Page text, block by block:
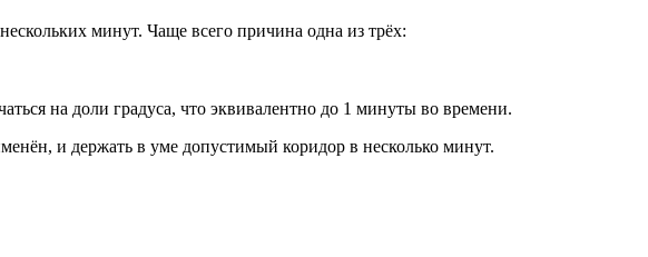
минут. Чаще всего причина одна из трёх:
на доли градуса, что эквивалентно до 1 минуты во времени.
и держать в уме допустимый коридор в несколько минут.